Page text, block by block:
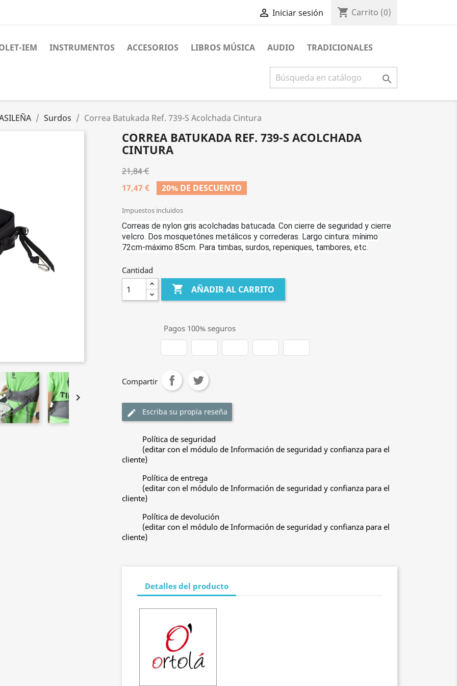
 Iniciar sesión shopping_cart Carrito (0)
IEM INSTRUMENTOS ACCESORIOS LIBROS MÚSICA AUDIO TRADICIONALES

Surdos Correa Batukada Ref. 739-S Acolchada Cintura

CORREA BATUKADA REF. 739-S ACOLCHADA
CINTURA
21,84 €
17,47 €
20% DE DESCUENTO
Impuestos incluidos
Correas de nylon gris acolchadas batucada. Con cierre de seguridad y cierre
velcro. Dos mosquetónes metálicos y correderas. Largo cintura: mínimo
72cm-máximo 85cm. Para timbas, surdos, repeniques, tambores, etc.
Cantidad
 AÑADIR AL CARRITO
Pagos 100% seguros
Compartir
edit Escriba su propia reseña
Política de seguridad
(editar con el módulo de Información de seguridad y confianza para el
cliente)
Política de entrega
(editar con el módulo de Información de seguridad y confianza para el
cliente)
Política de devolución
(editar con el módulo de Información de seguridad y confianza para el
cliente)
Detalles del producto